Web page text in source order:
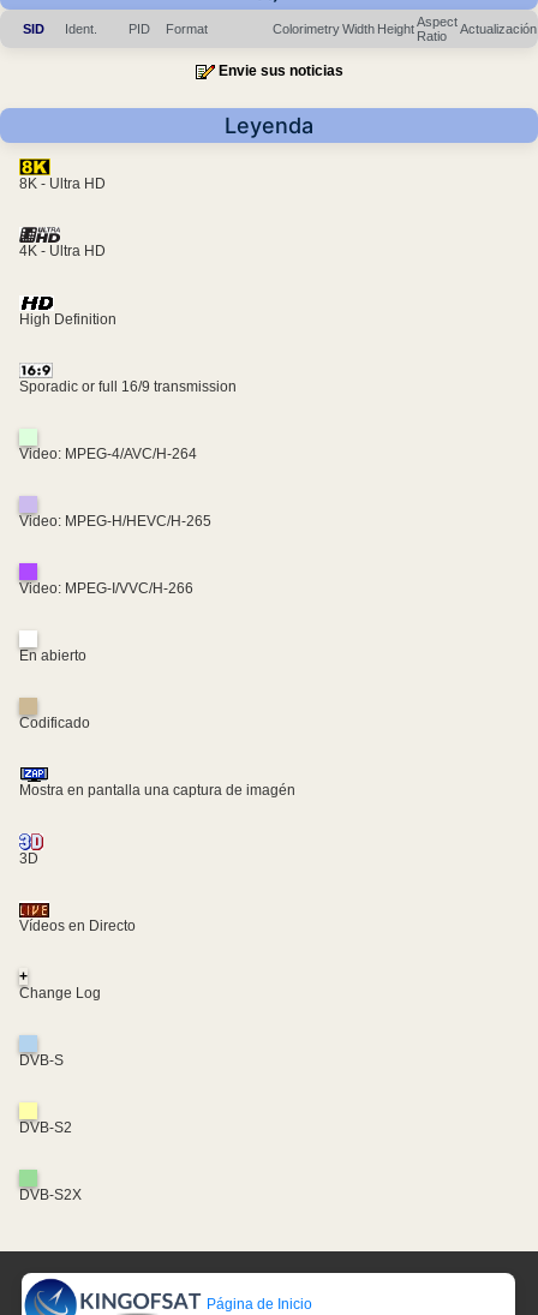
SID Ident. PID Format ColorimetryWidth HeightAspect
Ratio
Actualización
Envie sus noticias
Leyenda
8K - Ultra HD
4K - Ultra HD
High Definition
Sporadic or full 16/9 transmission
Video: MPEG-4/AVC/H-264
Video: MPEG-H/HEVC/H-265
Video: MPEG-I/VVC/H-266
En abierto
Codificado
Mostra en pantalla una captura de imagén
3D
Vídeos en Directo
+
Change Log
DVB-S
DVB-S2
DVB-S2X
Página de Inicio